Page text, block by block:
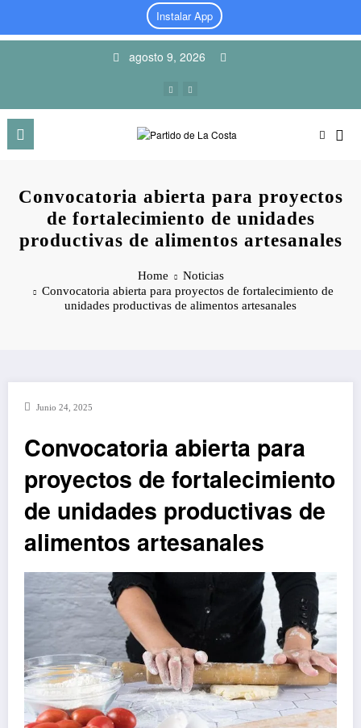
Instalar App
agosto 9, 2026
Convocatoria abierta para proyectos
de fortalecimiento de unidades
productivas de alimentos artesanales
Home
Noticias
Convocatoria abierta para proyectos de fortalecimiento de
unidades productivas de alimentos artesanales
Junio 24, 2025
Convocatoria abierta para
proyectos de fortalecimiento
de unidades productivas de
alimentos artesanales